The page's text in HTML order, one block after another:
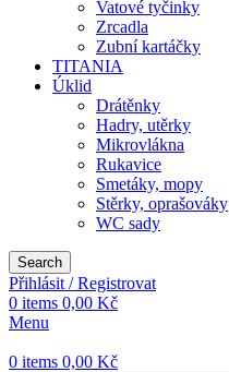
Vatové tyčinky
Zrcadla
Zubní kartáčky
TITANIA
Úklid
Drátěnky
Hadry, utěrky
Mikrovlákna
Rukavice
Smetáky, mopy
Stěrky, oprašováky
WC sady
Search
Přihlásit / Registrovat
0 items 0,00 Kč
Menu
0 items 0,00 Kč